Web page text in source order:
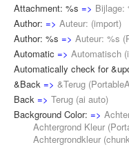
Attachment: %s => Bijlage:
Author: => Auteur: (import)
Author: %s => Auteur: %s (
Automatic => Automatisch (
Automatically check for
&Back => &Terug (
Back => Terug (ai auto)
Background Color: =>
Achtergrond Kleur (
Achtergrondkleur (